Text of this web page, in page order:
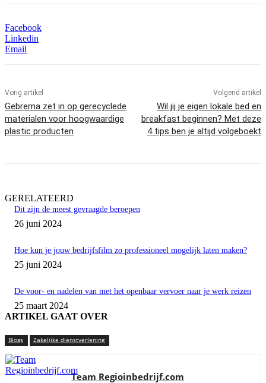
Facebook
Linkedin
Email
Vorig artikel
Gebrema zet in op gerecyclede
materialen voor hoogwaardige
plastic producten
Volgend artikel
Wil jij je eigen lokale bed en
breakfast beginnen? Met deze
4 tips ben je altijd volgeboekt
GERELATEERD
Dit zijn de meest gevraagde beroepen
26 juni 2024
Hoe kun je jouw bedrijfsfilm zo professioneel mogelijk laten maken?
25 juni 2024
De voor- en nadelen van met het openbaar vervoer naar je werk reizen
25 maart 2024
ARTIKEL GAAT OVER
Blogs Zakelijke dienstverlening
Team Regioinbedrijf.com